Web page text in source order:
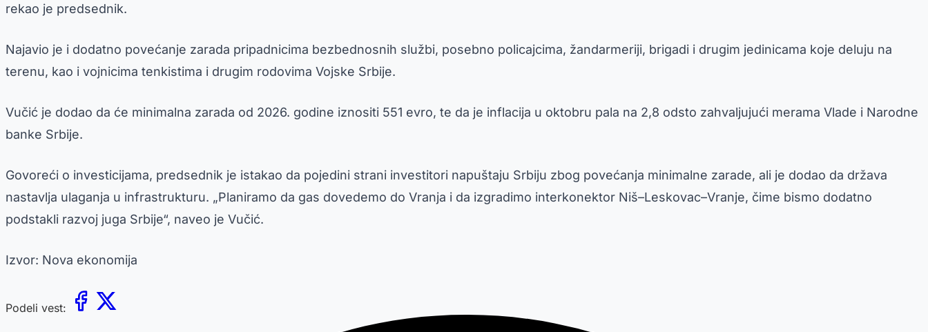
rekao je predsednik.
Najavio je i dodatno povećanje zarada pripadnicima bezbednosnih službi, posebno policajcima, žandarmeriji, brigadi i drugim jedinicama koje deluju na
terenu, kao i vojnicima tenkistima i drugim rodovima Vojske Srbije.
Vučić je dodao da će minimalna zarada od 2026. godine iznositi 551 evro, te da je inflacija u oktobru pala na 2,8 odsto zahvaljujući merama Vlade i Narodne
banke Srbije.
Govoreći o investicijama, predsednik je istakao da pojedini strani investitori napuštaju Srbiju zbog povećanja minimalne zarade, ali je dodao da država
nastavlja ulaganja u infrastrukturu. „Planiramo da gas dovedemo do Vranja i da izgradimo interkonektor Niš–Leskovac–Vranje, čime bismo dodatno
podstakli razvoj juga Srbije“, naveo je Vučić.
Izvor: Nova ekonomija
Podeli vest: